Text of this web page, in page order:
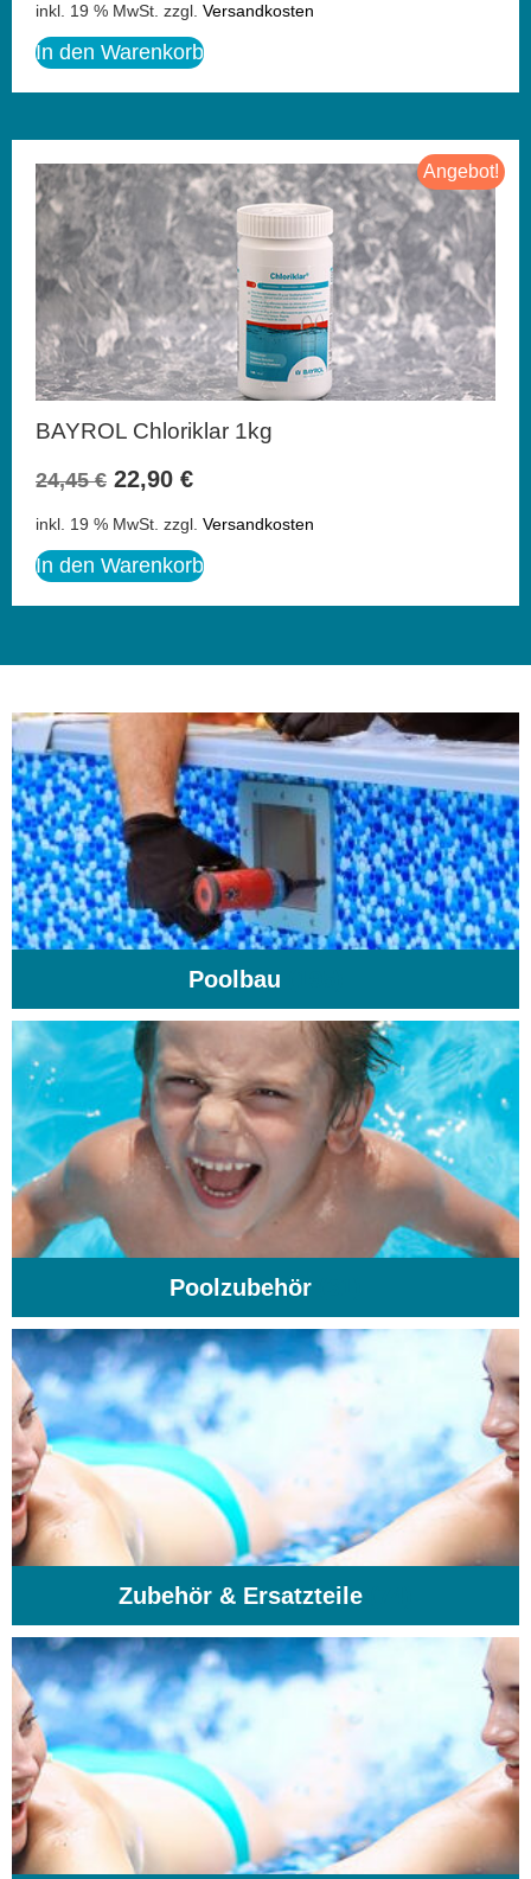
inkl. 19 % MwSt. zzgl. Versandkosten
In den Warenkorb
Angebot!
BAYROL Chloriklar 1kg
24,45€ 22,90 €
inkl. 19 % MwSt. zzgl. Versandkosten
In den Warenkorb
Poolbau
Poolzubehör
Zubehör & Ersatzteile